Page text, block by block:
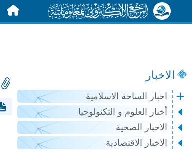
الاخبار
اخبار الساحة الاسلامية
أخبار العلوم و التكنولوجيا
الاخبار الصحية
الاخبار الاقتصادية